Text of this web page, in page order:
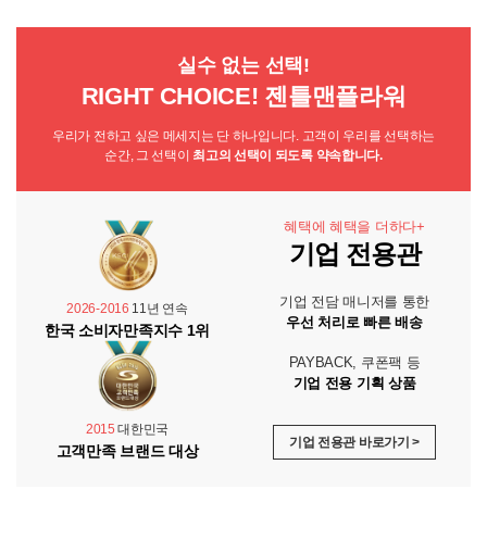
실수 없는 선택!
RIGHT CHOICE! 젠틀맨플라워
우리가 전하고 싶은 메세지는 단 하나입니다. 고객이 우리를 선택하는
순간, 그 선택이 최고의 선택이 되도록 약속합니다.
2026-2016 11년 연속
한국 소비자만족지수 1위
2015 대한민국
고객만족 브랜드 대상
혜택에 혜택을 더하다+
기업 전용관
기업 전담 매니저를 통한
우선 처리로 빠른 배송
PAYBACK, 쿠폰팩 등
기업 전용 기획 상품
기업 전용관 바로가기 >